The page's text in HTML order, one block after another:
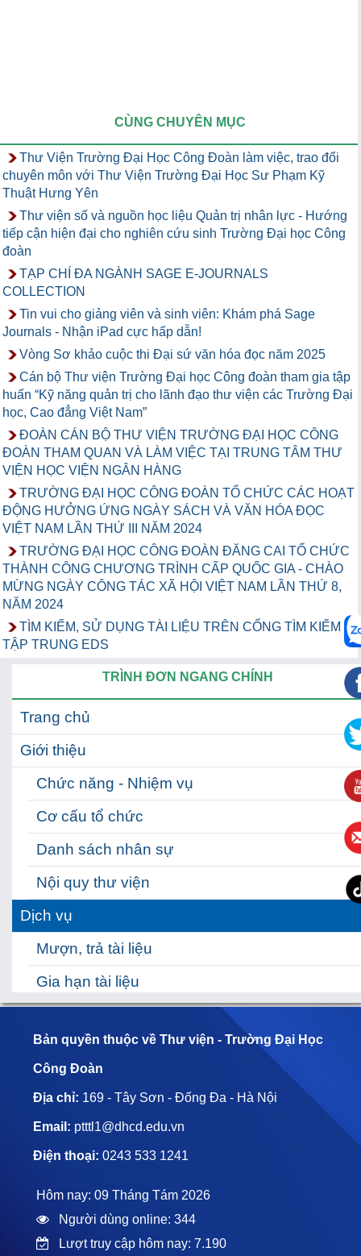
CÙNG CHUYÊN MỤC
Thư Viện Trường Đại Học Công Đoàn làm việc, trao đổi
chuyên môn với Thư Viện Trường Đại Học Sư Phạm Kỹ
Thuật Hưng Yên
Thư viện số và nguồn học liệu Quản trị nhân lực - Hướng
tiếp cận hiện đại cho nghiên cứu sinh Trường Đại học Công
đoàn
TẠP CHÍ ĐA NGÀNH SAGE E-JOURNALS
COLLECTION
Tin vui cho giảng viên và sinh viên: Khám phá Sage
Journals - Nhận iPad cực hấp dẫn!
Vòng Sơ khảo cuộc thi Đại sứ văn hóa đọc năm 2025
Cán bộ Thư viện Trường Đại học Công đoàn tham gia tập
huấn “Kỹ năng quản trị cho lãnh đạo thư viện các Trường Đại
học, Cao đẳng Việt Nam”
ĐOÀN CÁN BỘ THƯ VIỆN TRƯỜNG ĐẠI HỌC CÔNG
ĐOÀN THAM QUAN VÀ LÀM VIỆC TẠI TRUNG TÂM THƯ
VIỆN HỌC VIỆN NGÂN HÀNG
TRƯỜNG ĐẠI HỌC CÔNG ĐOÀN TỔ CHỨC CÁC HOẠT
ĐỘNG HƯỞNG ỨNG NGÀY SÁCH VÀ VĂN HÓA ĐỌC
VIỆT NAM LẦN THỨ III NĂM 2024
TRƯỜNG ĐẠI HỌC CÔNG ĐOÀN ĐĂNG CAI TỔ CHỨC
THÀNH CÔNG CHƯƠNG TRÌNH CẤP QUỐC GIA - CHÀO
MỪNG NGÀY CÔNG TÁC XÃ HỘI VIỆT NAM LẦN THỨ 8,
NĂM 2024
TÌM KIẾM, SỬ DỤNG TÀI LIỆU TRÊN CỔNG TÌM KIẾM
TẬP TRUNG EDS
TRÌNH ĐƠN NGANG CHÍNH
Trang chủ
Giới thiệu
Chức năng - Nhiệm vụ
Cơ cấu tổ chức
Danh sách nhân sự
Nội quy thư viện
Dịch vụ
Mượn, trả tài liệu
Gia hạn tài liệu
Hỗ trợ
Hỗ trợ học tập
Hỏi đáp nhanh
Bản quyền thuộc về Thư viện - Trường Đại Học
Công Đoàn
Địa chỉ: 169 - Tây Sơn - Đống Đa - Hà Nội
Email: ptttl1@dhcd.edu.vn
Điện thoại: 0243 533 1241
Hôm nay: 09 Tháng Tám 2026
Người dùng online: 344
Lượt truy cập hôm nay: 7.190